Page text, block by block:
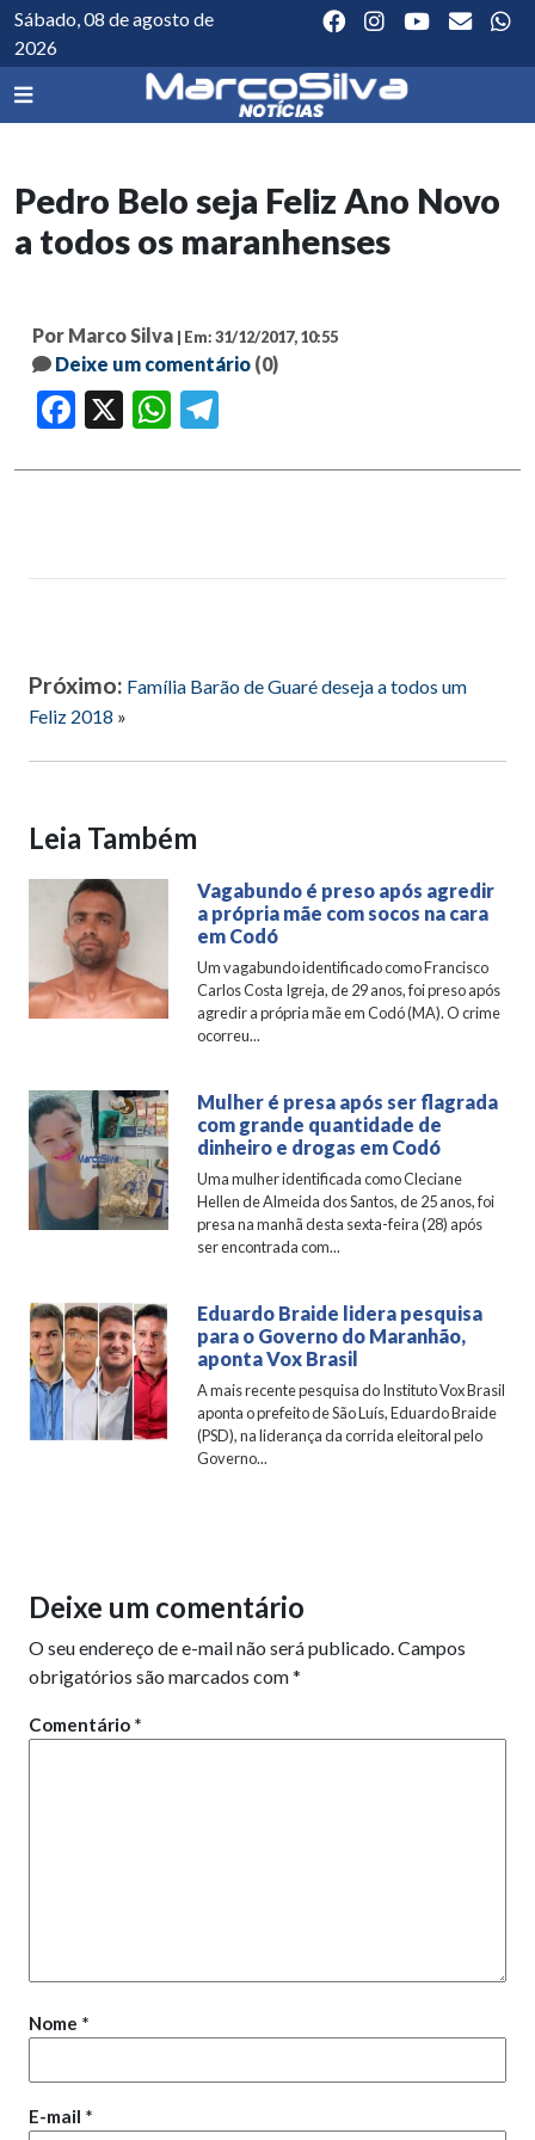
Sábado, 08 de agosto de
2026
Pedro Belo seja Feliz Ano Novo
a todos os maranhenses
Por Marco Silva | Em: 31/12/2017, 10:55
Deixe um comentário (0)
Facebook WhatsApp
Próximo: Família Barão de Guaré deseja a todos um
Feliz 2018 »
Leia Também
Vagabundo é preso após agredir
a própria mãe com socos na cara
em Codó
Um vagabundo identificado como Francisco
Carlos Costa Igreja, de 29 anos, foi preso após
agredir a própria mãe em Codó (MA). O crime
ocorreu...
Mulher é presa após ser flagrada
com grande quantidade de
dinheiro e drogas em Codó
Uma mulher identificada como Cleciane
Hellen de Almeida dos Santos, de 25 anos, foi
presa na manhã desta sexta-feira (28) após
ser encontrada com...
Eduardo Braide lidera pesquisa
para o Governo do Maranhão,
aponta Vox Brasil
A mais recente pesquisa do Instituto Vox Brasil
aponta o prefeito de São Luís, Eduardo Braide
(PSD), na liderança da corrida eleitoral pelo
Governo...
Deixe um comentário
O seu endereço de e-mail não será publicado.Campos
obrigatórios são marcados com*
Comentário *
Nome *
E-mail *